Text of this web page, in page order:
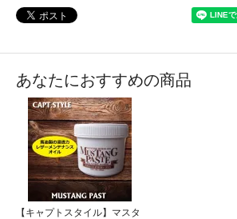
あなたにおすすめの商品
【キャプトスタイル】マスタ